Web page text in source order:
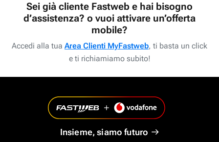
Sei già cliente Fastweb e hai bisogno
d’assistenza? o vuoi attivare un’offerta
mobile?
Accedi alla tua Area Clienti MyFastweb, ti basta un click
e ti richiamiamo subito!
Insieme, siamo futuro